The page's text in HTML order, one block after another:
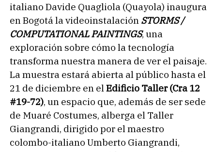
italiano Davide Quagliola (Quayola) inaugura
en Bogotá la videoinstalación STORMS /
COMPUTATIONAL PAINTINGS, una
exploración sobre cómo la tecnología
transforma nuestra manera de ver el paisaje.
La muestra estará abierta al público hasta el
21 de diciembre en el Edificio Taller (Cra 12
#19-72), un espacio que, además de ser sede
de Muaré Costumes, alberga el Taller
Giangrandi, dirigido por el maestro
colombo-italiano Umberto Giangrandi,